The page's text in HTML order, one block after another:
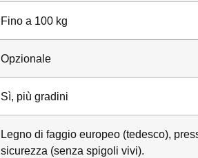
Fino a 100 kg
Opzionale
Sì, più gradini
Legno di faggio europeo (tedesco),
sicurezza (senza spigoli vivi).